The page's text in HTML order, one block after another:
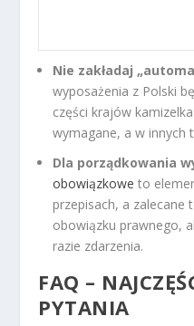
Nie zakładaj
wyposażenia z Polski
części krajów
wymagane, a w innych
Dla porządkowania
obowiązkowe to
przepisach, a
obowiązku prawnego,
razie zdarzenia.
FAQ –
PYTANIA